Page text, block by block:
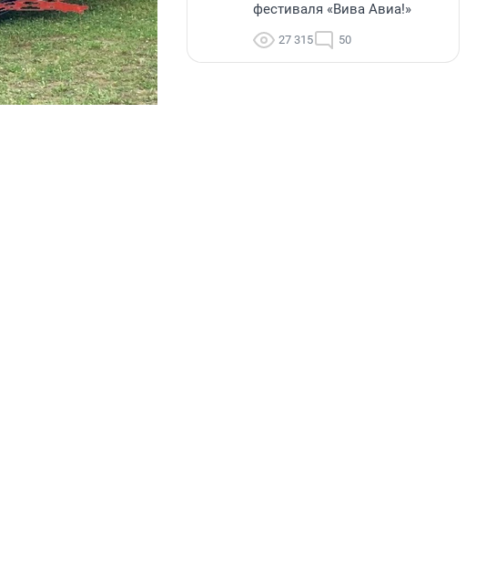
фестиваля «Вива Авиа!»
27 315 50